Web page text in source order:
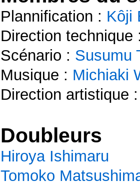
Plannification : Kôji
Direction
Scénario : Susumu
Musique : Michiaki
Direction artistique
Doubleurs
Hiroya Ishimaru
Tomoko